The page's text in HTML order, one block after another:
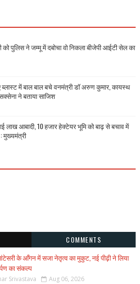
पुलिस ने जम्मू में दबोचा वो निकला बीजेपी आईटी सेल का
में बाल बाल बचे वनमंत्री डॉ अरुण कुमार, कायस्थ
ने बताया साजिश
लाख आबादी, 10 हजार हेक्टेयर भूमि को बाढ़ से बचाव में
मुख्यमंत्री
COMMENTS
के आँगन में सजा नेतृत्व का मुकुट, नई पीढ़ी ने लिया
का संकल्प
Srivastava Aug 06, 2026